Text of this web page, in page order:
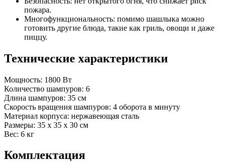
пожара.
Многофункциональность: помимо шашлыка можно
готовить другие блюда, такие как гриль, овощи и даже
пиццу.
Технические характеристики
Мощность: 1800 Вт
Количество шампуров: 6
Длина шампуров: 35 см
Скорость вращения шампуров: 4 оборота в минуту
Материал корпуса: нержавеющая сталь
Размеры: 35 x 35 x 30 см
Вес: 6 кг
Комплектация